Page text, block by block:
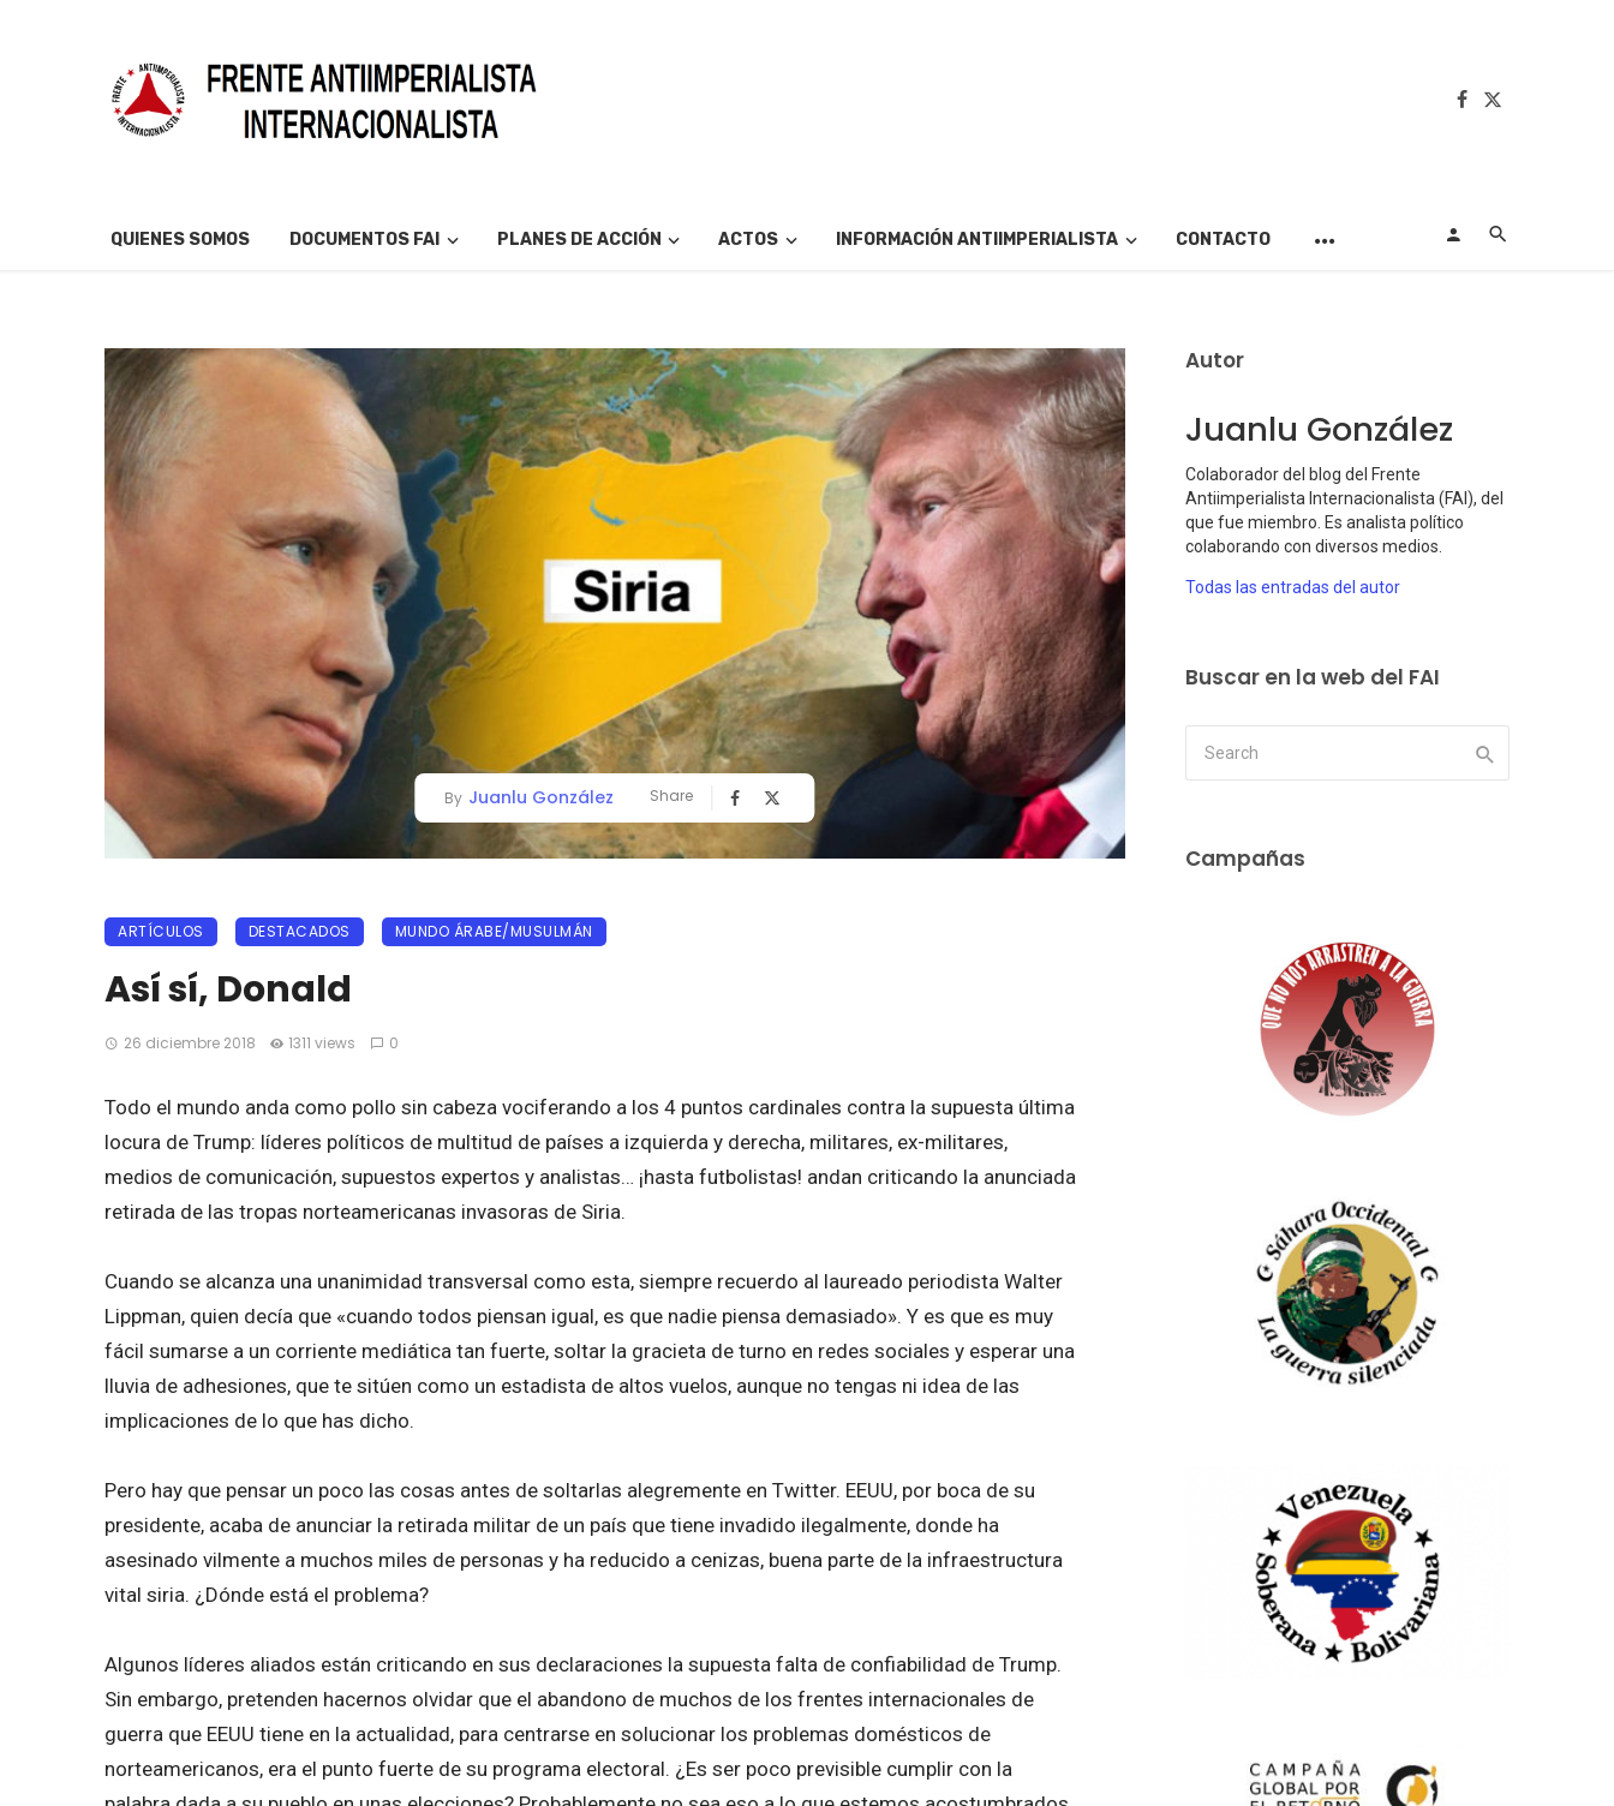
QUIENES SOMOS DOCUMENTOS FAI PLANES DE ACCIÓN ACTOS INFORMACIÓN ANTIIMPERIALISTA CONTACTO
By Juanlu González Share
ARTÍCULOS DESTACADOS MUNDO ÁRABE/MUSULMÁN
Así sí, Donald
26 diciembre 2018 1311 views 0
Todo el mundo anda como pollo sin cabeza vociferando a los 4 puntos cardinales contra la supuesta última
locura de Trump: líderes políticos de multitud de países a izquierda y derecha, militares, ex-militares,
medios de comunicación, supuestos expertos y analistas… ¡hasta futbolistas! andan criticando la anunciada
retirada de las tropas norteamericanas invasoras de Siria.
Cuando se alcanza una unanimidad transversal como esta, siempre recuerdo al laureado periodista Walter
Lippman, quien decía que «cuando todos piensan igual, es que nadie piensa demasiado». Y es que es muy
fácil sumarse a un corriente mediática tan fuerte, soltar la gracieta de turno en redes sociales y esperar una
lluvia de adhesiones, que te sitúen como un estadista de altos vuelos, aunque no tengas ni idea de las
implicaciones de lo que has dicho.
Pero hay que pensar un poco las cosas antes de soltarlas alegremente en Twitter. EEUU, por boca de su
presidente, acaba de anunciar la retirada militar de un país que tiene invadido ilegalmente, donde ha
asesinado vilmente a muchos miles de personas y ha reducido a cenizas, buena parte de la infraestructura
vital siria. ¿Dónde está el problema?
Algunos líderes aliados están criticando en sus declaraciones la supuesta falta de confiabilidad de Trump.
Sin embargo, pretenden hacernos olvidar que el abandono de muchos de los frentes internacionales de
guerra que EEUU tiene en la actualidad, para centrarse en solucionar los problemas domésticos de
norteamericanos, era el punto fuerte de su programa electoral. ¿Es ser poco previsible cumplir con la
Autor
Juanlu González
Colaborador del blog del Frente
Antiimperialista Internacionalista (FAI), del
que fue miembro. Es analista político
colaborando con diversos medios.
Todas las entradas del autor
Buscar en la web del FAI
Campañas